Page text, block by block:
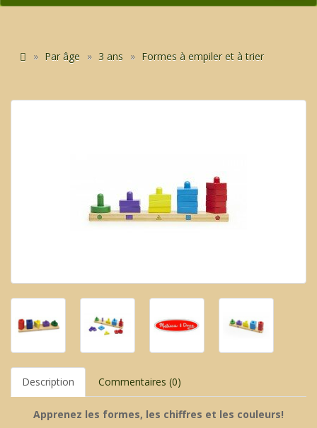
Par âge 3 ans Formes à empiler et à trier
Description Commentaires (0)
Apprenez les formes, les chiffres et les couleurs!